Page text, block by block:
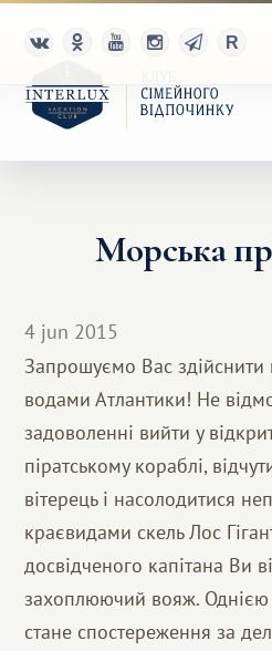
Клуб
Партнерам
Благотворительность
Морська
4 jun 2015
Запрошуємо Вас
водами Атлантики! Не
задоволенні вийти у
піратському кораблі,
вітерець і насолодитися
краєвидами скель Лос
досвідченого капітана Ви
захоплюючий вояж.
стане спостереження за